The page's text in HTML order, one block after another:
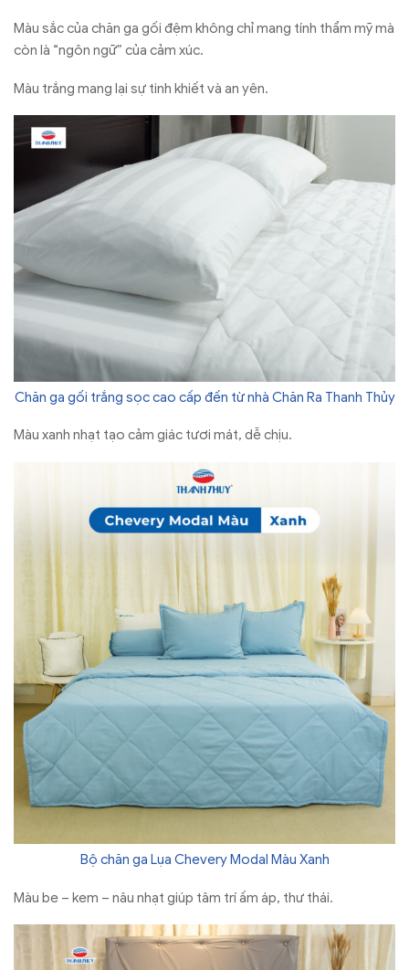
Màu sắc của chăn ga gối đệm không chỉ mang tính thẩm mỹ mà
còn là “ngôn ngữ” của cảm xúc.
Màu trắng mang lại sự tinh khiết và an yên.
Chăn ga gối trắng sọc cao cấp đến từ nhà Chăn Ra Thanh Thủy
Màu xanh nhạt tạo cảm giác tươi mát, dễ chịu.
Bộ chăn ga Lụa Chevery Modal Màu Xanh
Màu be – kem – nâu nhạt giúp tâm trí ấm áp, thư thái.